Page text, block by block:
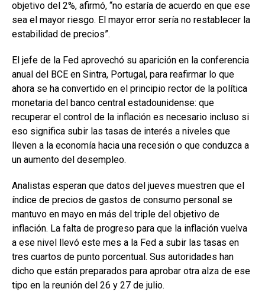
objetivo del 2%, afirmó, “no estaría de acuerdo en que ese
sea el mayor riesgo. El mayor error sería no restablecer la
estabilidad de precios”.
El jefe de la Fed aprovechó su aparición en la conferencia
anual del BCE en Sintra, Portugal, para reafirmar lo que
ahora se ha convertido en el principio rector de la política
monetaria del banco central estadounidense: que
recuperar el control de la inflación es necesario incluso si
eso significa subir las tasas de interés a niveles que
lleven a la economía hacia una recesión o que conduzca a
un aumento del desempleo.
Analistas esperan que datos del jueves muestren que el
índice de precios de gastos de consumo personal se
mantuvo en mayo en más del triple del objetivo de
inflación. La falta de progreso para que la inflación vuelva
a ese nivel llevó este mes a la Fed a subir las tasas en
tres cuartos de punto porcentual. Sus autoridades han
dicho que están preparados para aprobar otra alza de ese
tipo en la reunión del 26 y 27 de julio.